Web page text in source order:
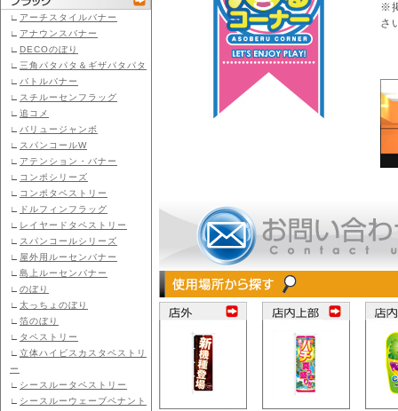
∟ アーチスタイルバナー
∟ アナウンスバナー
∟ DECOのぼり
∟ 三角パタパタ＆ギザパタパタ
∟ バトルバナー
∟ スチルーセンフラッグ
∟ 追コメ
∟ バリュージャンボ
∟ スパンコールW
∟ アテンション・バナー
∟ コンポシリーズ
∟ コンポタペストリー
∟
ドルフィンフラッグ
∟ レイヤードタペストリー
∟ スパンコールシリーズ
∟ 屋外用ルーセンバナー
∟ 島上ルーセンバナー
∟ のぼり
∟ 太っちょのぼり
∟ 箔のぼり
∟ タペストリー
∟ 立体ハイビスカスタペストリ
ー
∟ シースルータペストリー
∟ シースルーウェーブペナント
※
さ